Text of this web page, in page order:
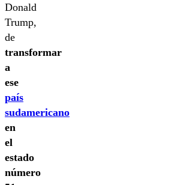
Donald
Trump,
de
transformar
a
ese
país
sudamericano
en
el
estado
número